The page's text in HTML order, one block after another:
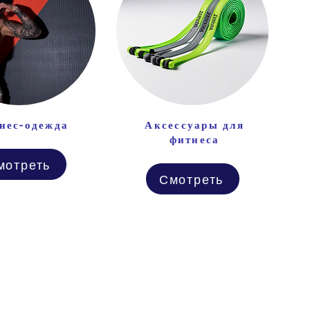
одежда
Аксессуары для
фитнеса
Смотреть